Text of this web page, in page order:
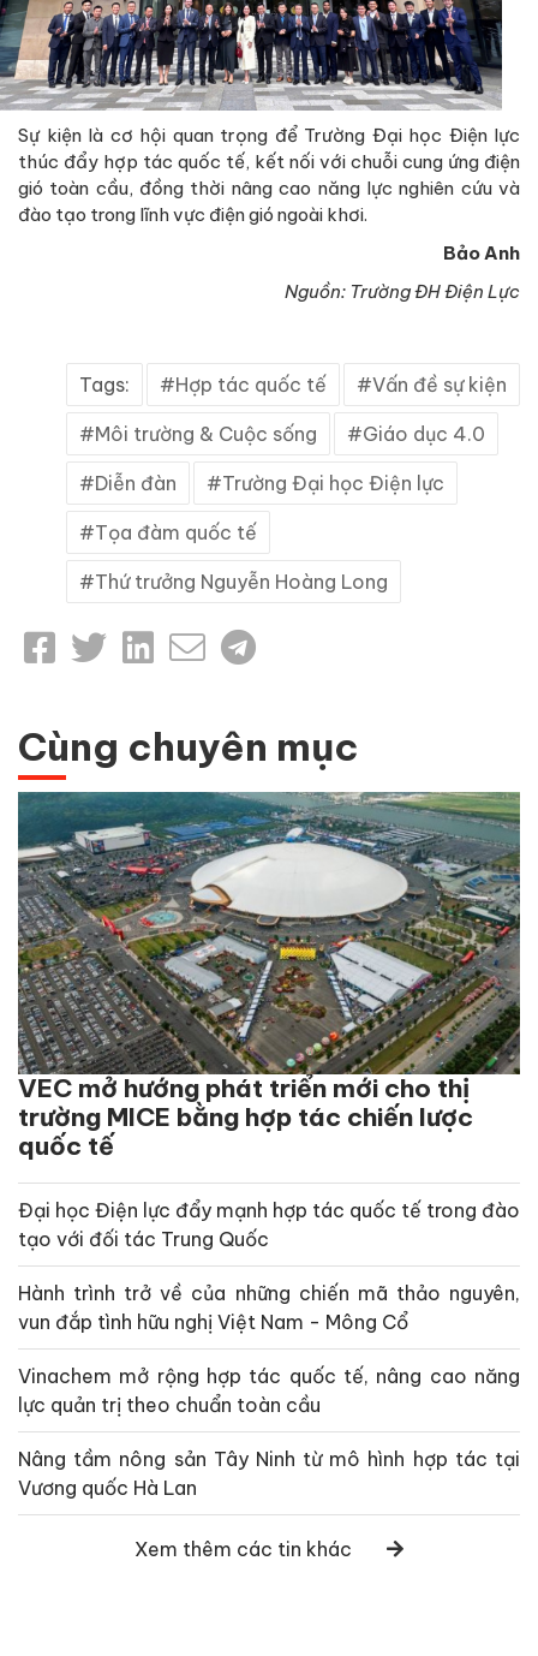
Sự kiện là cơ hội quan trọng để Trường Đại học Điện lực
thúc đẩy hợp tác quốc tế, kết nối với chuỗi cung ứng điện
gió toàn cầu, đồng thời nâng cao năng lực nghiên cứu và
đào tạo trong lĩnh vực điện gió ngoài khơi.
Bảo Anh
Nguồn: Trường ĐH Điện Lực
Tags: Hợp tác quốc tế Vấn đề sự kiện
Môi trường & Cuộc sống Giáo dục 4.0
Diễn đàn Trường Đại học Điện lực
Tọa đàm quốc tế
Thứ trưởng Nguyễn Hoàng Long
Cùng chuyên mục
VEC mở hướng phát triển mới cho thị
trường MICE bằng hợp tác chiến lược
quốc tế
Đại học Điện lực đẩy mạnh hợp tác quốc tế trong đào
tạo với đối tác Trung Quốc
Hành trình trở về của những chiến mã thảo nguyên,
vun đắp tình hữu nghị Việt Nam - Mông Cổ
Vinachem mở rộng hợp tác quốc tế, nâng cao năng
lực quản trị theo chuẩn toàn cầu
Nâng tầm nông sản Tây Ninh từ mô hình hợp tác tại
Vương quốc Hà Lan
Xem thêm các tin khác